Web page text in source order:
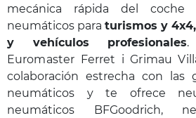
mecánica rápida del
neumáticos para turismos y
y vehículos profesionales.
Euromaster Ferret i Grimau
colaboración estrecha con las
neumáticos y te ofrece
neumáticos BFGoodrich,